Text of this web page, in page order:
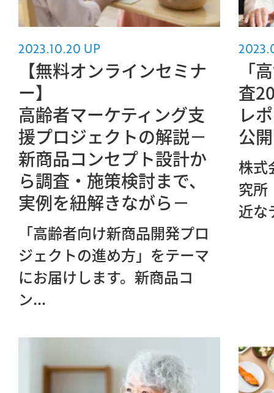
2023.10.20 UP
【無料オンラインセミナ
ー】
高齢者マーケティング支
援プロジェクトの解説－
新商品コンセプト設計か
ら調査・施策検討まで、
実例を紐解きながら－
「高齢者向け新商品開発プロ
ジェクトの進め方」をテーマ
にお届けします。新商品コ
ン...
「
査
レ
公開
株式
究所
近な